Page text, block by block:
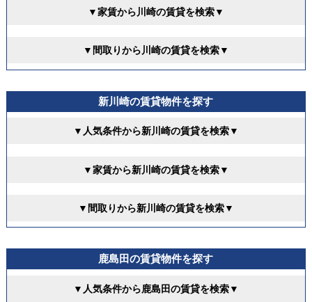
▼家賃から川崎の賃貸を検索▼
▼間取りから川崎の賃貸を検索▼
新川崎の賃貸物件を探す
▼人気条件から新川崎の賃貸を検索▼
▼家賃から新川崎の賃貸を検索▼
▼間取りから新川崎の賃貸を検索▼
鹿島田の賃貸物件を探す
▼人気条件から鹿島田の賃貸を検索▼